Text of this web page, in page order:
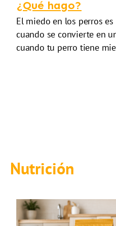
¿Qué hago?
El miedo en los perros
cuando se convierte en
cuando tu perro tiene
Nutrición